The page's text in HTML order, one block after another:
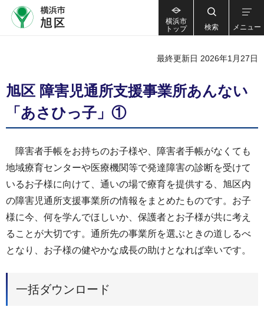
横浜市
トップ
検索 メニュー
最終更新日 2026年1月27日
旭区 障害児通所支援事業所あんない
「あさひっ子」①
障害者手帳をお持ちのお子様や、障害者手帳がなくても
地域療育センターや医療機関等で発達障害の診断を受けて
いるお子様に向けて、通いの場で療育を提供する、旭区内
の障害児通所支援事業所の情報をまとめたものです。お子
様に今、何を学んでほしいか、保護者とお子様が共に考え
ることが大切です。通所先の事業所を選ぶときの道しるべ
となり、お子様の健やかな成長の助けとなれば幸いです。
一括ダウンロード